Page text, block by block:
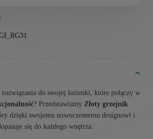
rozwiązania do swojej łazienki, które połączy w
? PrzedstawiamyZłoty grzejnik
dzięki swojemu nowoczesnemu designowi i
się do każdego wnętrza.